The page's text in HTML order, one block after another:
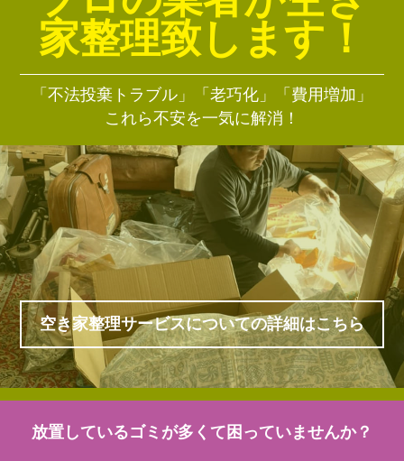
家整理致します！
「不法投棄トラブル」「老巧化」「費用増加」
これら不安を一気に解消！
空き家整理サービスについての詳細はこちら
放置しているゴミが多くて困っていませんか？